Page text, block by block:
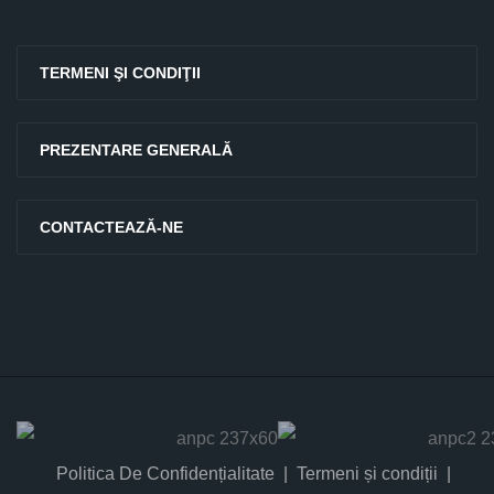
TERMENI ŞI CONDIŢII
PREZENTARE GENERALĂ
CONTACTEAZĂ-NE
Politica De Confidențialitate Termeni și condiții